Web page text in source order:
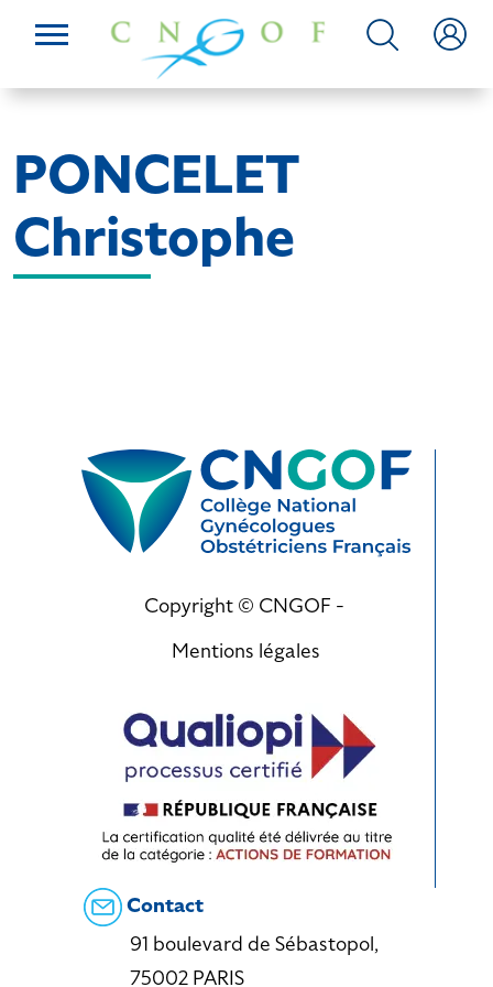
PONCELET
Christophe
Copyright © CNGOF -
Mentions légales
Contact
91 boulevard de Sébastopol,
75002 PARIS